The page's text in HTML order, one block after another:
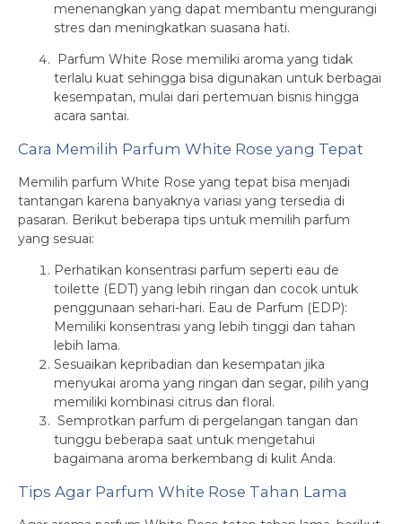
menenangkan yang dapat membantu mengurangi
stres dan meningkatkan suasana hati.
Parfum White Rose memiliki aroma yang tidak
terlalu kuat sehingga bisa digunakan untuk berbagai
kesempatan, mulai dari pertemuan bisnis hingga
acara santai.
Cara Memilih Parfum White Rose yang Tepat
Memilih parfum White Rose yang tepat bisa menjadi
tantangan karena banyaknya variasi yang tersedia di
pasaran. Berikut beberapa tips untuk memilih parfum
yang sesuai:
Perhatikan konsentrasi parfum seperti eau de
toilette (EDT) yang lebih ringan dan cocok untuk
penggunaan sehari-hari. Eau de Parfum (EDP):
Memiliki konsentrasi yang lebih tinggi dan tahan
lebih lama.
Sesuaikan kepribadian dan kesempatan jika
menyukai aroma yang ringan dan segar, pilih yang
memiliki kombinasi citrus dan floral.
Semprotkan parfum di pergelangan tangan dan
tunggu beberapa saat untuk mengetahui
bagaimana aroma berkembang di kulit Anda.
Tips Agar Parfum White Rose Tahan Lama